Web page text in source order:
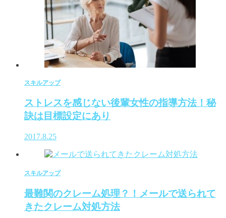
スキルアップ
ストレスを感じない後輩女性の指導方法！秘
訣は目標設定にあり
2017.8.25
スキルアップ
最難関のクレーム処理？！メールで送られて
きたクレーム対処方法